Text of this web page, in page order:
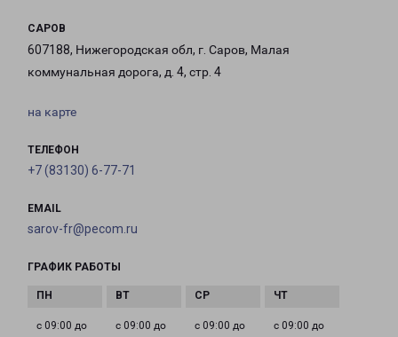
САРОВ
607188, Нижегородская обл, г. Саров, Малая
коммунальная дорога, д. 4, стр. 4
на карте
ТЕЛЕФОН
+7 (83130) 6-77-71
EMAIL
sarov-fr@pecom.ru
ГРАФИК РАБОТЫ
с 09:00 до
с 09:00 до
с 09:00 до
с 09:00 до